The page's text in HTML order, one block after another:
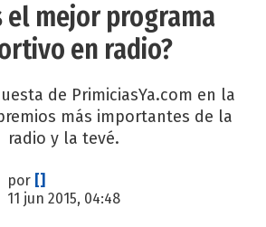
el mejor programa
en radio?
de PrimiciasYa.com en la
más importantes de la
radio y la tevé.
por []
11 jun 2015, 04:48